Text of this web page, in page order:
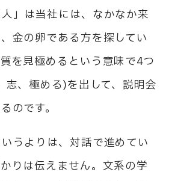
人」は当社には、なかなか来
金の卵である方を探してい
を見極めるという意味で4つ
志、極める)を出して、説明会
のです。
うよりは、対話で進めてい
りは伝えません。文系の学